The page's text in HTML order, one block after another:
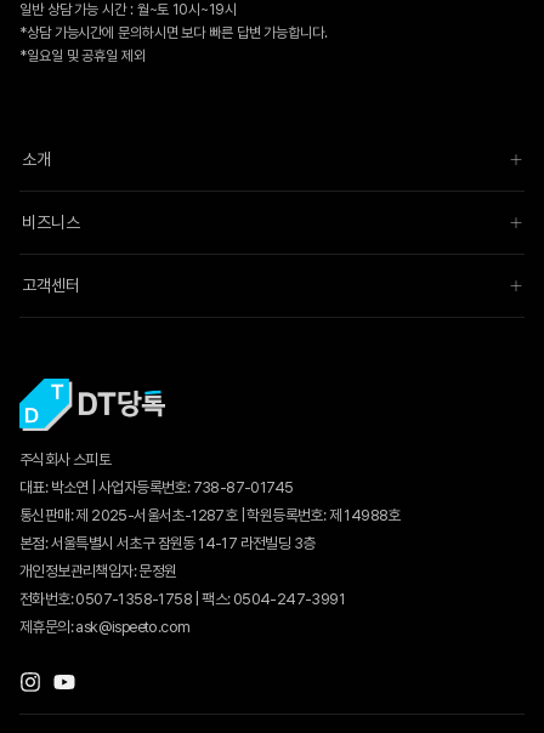
일반 상담 가능 시간 : 월~토 10시~19시
*상담 가능시간에 문의하시면 보다 빠른 답변 가능합니다.
*일요일 및 공휴일 제외
소개
비즈니스
고객센터
주식회사 스피토
대표: 박소연 | 사업자등록번호: 738-87-01745
통신판매:제 2025-서울서초-1287호| 학원등록번호: 제 14988호
본점: 서울특별시 서초구 잠원동 14-17 라전빌딩 3층
개인정보관리책임자: 문정원
전화번호: 0507-1358-1758 | 팩스: 0504-247-3991
제휴문의: ask@ispeeto.com